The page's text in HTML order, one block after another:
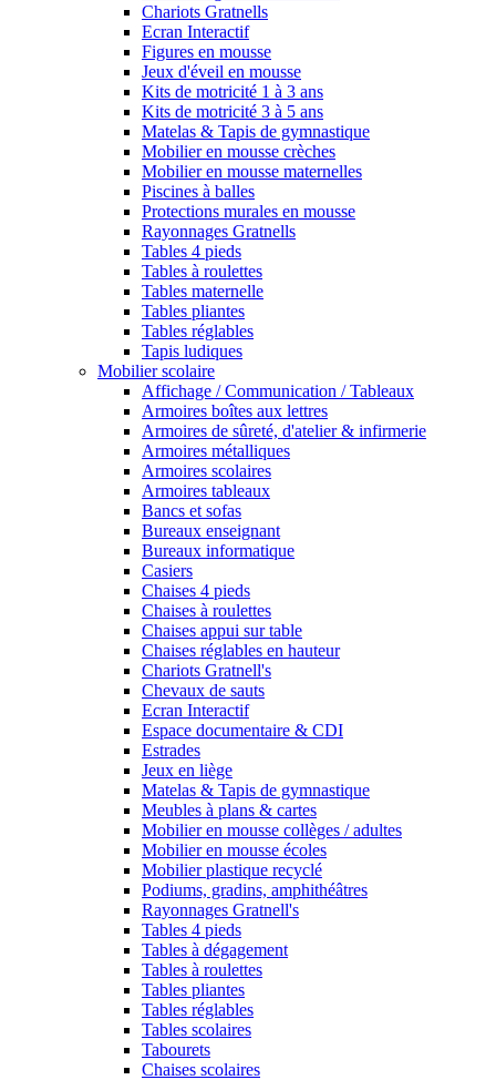
Chariots Gratnells
Ecran Interactif
Figures en mousse
Jeux d'éveil en mousse
Kits de motricité 1 à 3 ans
Kits de motricité 3 à 5 ans
Matelas & Tapis de gymnastique
Mobilier en mousse crèches
Mobilier en mousse maternelles
Piscines à balles
Protections murales en mousse
Rayonnages Gratnells
Tables 4 pieds
Tables à roulettes
Tables maternelle
Tables pliantes
Tables réglables
Tapis ludiques
Mobilier scolaire
Affichage / Communication / Tableaux
Armoires boîtes aux lettres
Armoires de sûreté, d'atelier & infirmerie
Armoires métalliques
Armoires scolaires
Armoires tableaux
Bancs et sofas
Bureaux enseignant
Bureaux informatique
Casiers
Chaises 4 pieds
Chaises à roulettes
Chaises appui sur table
Chaises réglables en hauteur
Chariots Gratnell's
Chevaux de sauts
Ecran Interactif
Espace documentaire & CDI
Estrades
Jeux en liège
Matelas & Tapis de gymnastique
Meubles à plans & cartes
Mobilier en mousse collèges / adultes
Mobilier en mousse écoles
Mobilier plastique recyclé
Podiums, gradins, amphithéâtres
Rayonnages Gratnell's
Tables 4 pieds
Tables à dégagement
Tables à roulettes
Tables pliantes
Tables réglables
Tables scolaires
Tabourets
Chaises scolaires